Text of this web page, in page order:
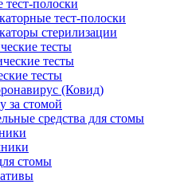
тест-полоски
тест-полоски
стерилизации
тесты
тесты
тесты
(Ковид)
за стомой
средства для стомы
стомы